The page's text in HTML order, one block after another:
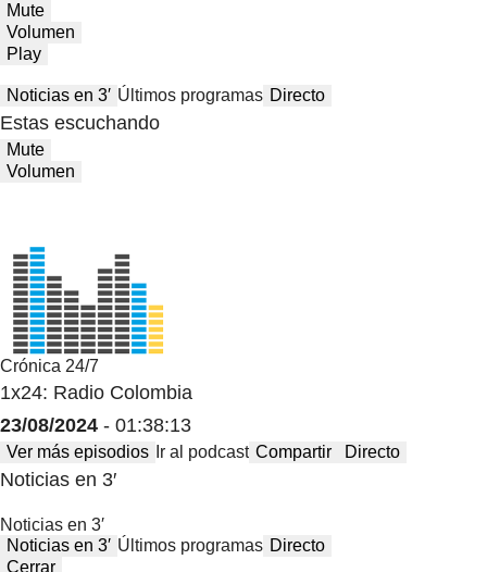
Mute
Volumen
Play
Noticias en 3′ Últimos programas Directo
Estas escuchando
Mute
Volumen
Crónica 24/7
1x24: Radio Colombia
23/08/2024 - 01:38:13
Ver más episodios Ir al podcast Compartir Directo
Noticias en 3′
Noticias en 3′
Noticias en 3′ Últimos programas Directo
Cerrar